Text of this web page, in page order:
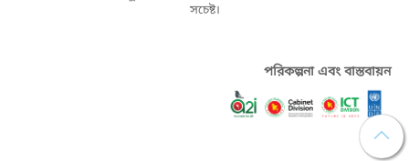
সচেষ্ট।
পরিকল্পনা এবং বাস্তবায়ন